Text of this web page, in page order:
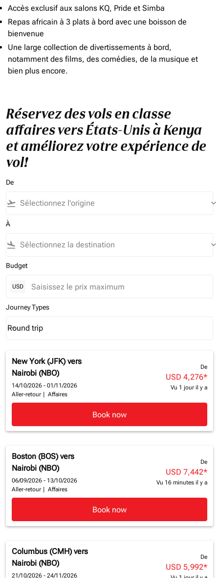
Accès exclusif aux salons KQ, Pride et Simba
Repas africain à 3 plats à bord avec une boisson de
bienvenue
Une large collection de divertissements à bord,
notamment des films, des comédies, de la musique et
bien plus encore.
Réservez des vols en classe
affaires vers États-Unis à Kenya
et améliorez votre expérience de
vol!
De
flight_takeoff keyboard_arrow_down
À
flight_land keyboard_arrow_down
Budget
USD
Journey Types
Journey Types option Round trip Selected
Round trip
keyboard_arrow_down
New York (JFK) vers
Nairobi (NBO)
14/10/2026 - 01/11/2026
Aller-retour
Affaires
De
USD 4,276*
Vu 1 jour il y a
Book now
Boston (BOS) vers
Nairobi (NBO)
06/09/2026 - 13/10/2026
Aller-retour
Affaires
De
USD 7,442*
Vu 16 minutes il y a
Book now
Columbus (CMH) vers
Nairobi (NBO)
21/10/2026 - 24/11/2026
De
USD 5,992*